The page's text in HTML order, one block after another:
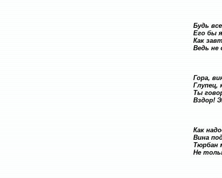
Будь
Его бы
Как
Ведь не
Гора,
Глупец,
Ты
Вздор!
Как
Вина
Тюрбан
Не